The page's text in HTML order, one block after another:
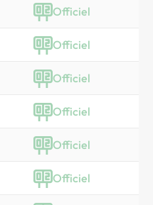
Officiel
Officiel
Officiel
Officiel
Officiel
Officiel